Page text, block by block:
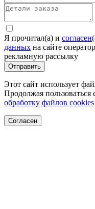
Я прочитал(а) и
данных на сайте
рекламную рассылку
Отправить
Этот сайт использует
Продолжая пользоваться
обработку файлов cookies
Согласен